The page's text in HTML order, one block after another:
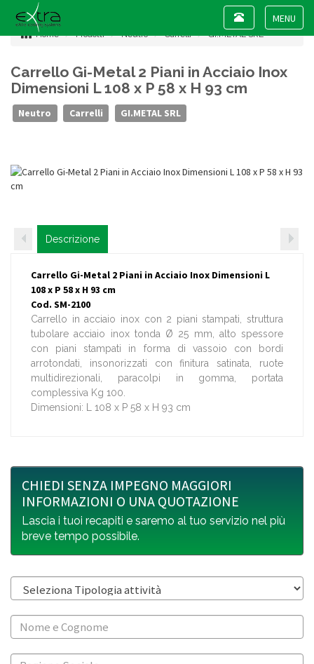
Toggle
Toggle
navigation
Home Prodotti Neutro Carrelli GI.METAL SRL
Carrello Gi-Metal 2 Piani in Acciaio Inox
Dimensioni L 108 x P 58 x H 93 cm
Neutro Carrelli GI.METAL SRL
Descrizione
Carrello Gi-Metal 2 Piani in Acciaio Inox Dimensioni L
108 x P 58 x H 93 cm
Cod. SM-2100
Carrello in acciaio inox con 2 piani stampati, struttura
tubolare acciaio inox tonda Ø 25 mm, alto spessore
con piani stampati in forma di vassoio con bordi
arrotondati, insonorizzati con finitura satinata, ruote
multidirezionali, paracolpi in gomma, portata
complessiva Kg 100.
Dimensioni: L 108 x P 58 x H 93 cm
CHIEDI SENZA IMPEGNO MAGGIORI
INFORMAZIONI O UNA QUOTAZIONE
Lascia i tuoi recapiti e saremo al tuo servizio nel più
breve tempo possibile.